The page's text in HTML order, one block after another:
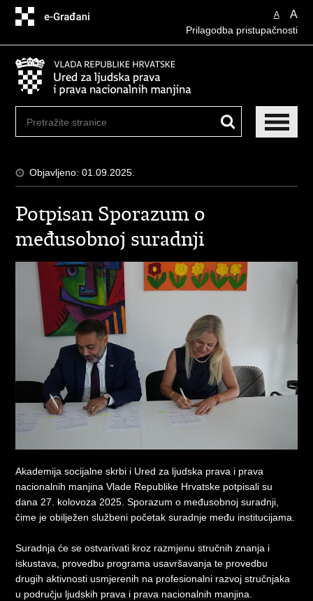
sadržaj
A A
Prilagodba pristupačnosti
Objavljeno: 01.09.2025.
Potpisan Sporazum o
međusobnoj suradnji
Akademija socijalne skrbi i Ured za ljudska prava i prava
nacionalnih manjina Vlade Republike Hrvatske potpisali su
dana 27. kolovoza 2025. Sporazum o međusobnoj suradnji,
čime je obilježen službeni početak suradnje među institucijama.
Suradnja će se ostvarivati kroz razmjenu stručnih znanja i
iskustava, provedbu programa usavršavanja te provedbu
drugih aktivnosti usmjerenih na profesionalni razvoj stručnjaka
u području ljudskih prava i prava nacionalnih manjina.